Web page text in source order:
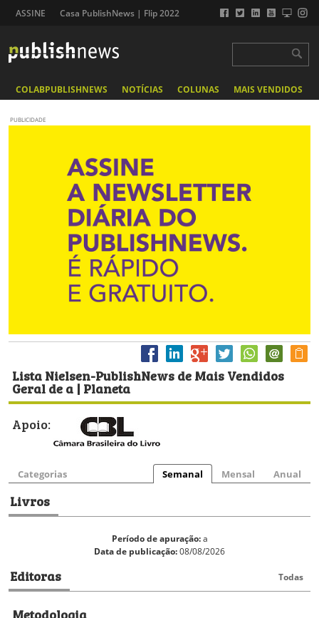
ASSINE Casa PublishNews | Flip 2022
COLABPUBLISHNEWS NOTÍCIAS COLUNAS MAIS VENDIDOS
PUBLICIDADE
Lista Nielsen-PublishNews de Mais Vendidos
Geral de a | Planeta
Apoio:
Categorias Semanal Mensal Anual
Livros
Período de apuração:a
Data de publicação:08/08/2026
Editoras Todas